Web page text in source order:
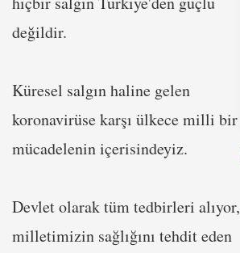
değildir.
Küresel salgın haline gelen
koronavirüse karşı ülkece milli bir
mücadelenin içerisindeyiz.
Devlet olarak tüm tedbirleri alıyor,
milletimizin sağlığını tehdit eden